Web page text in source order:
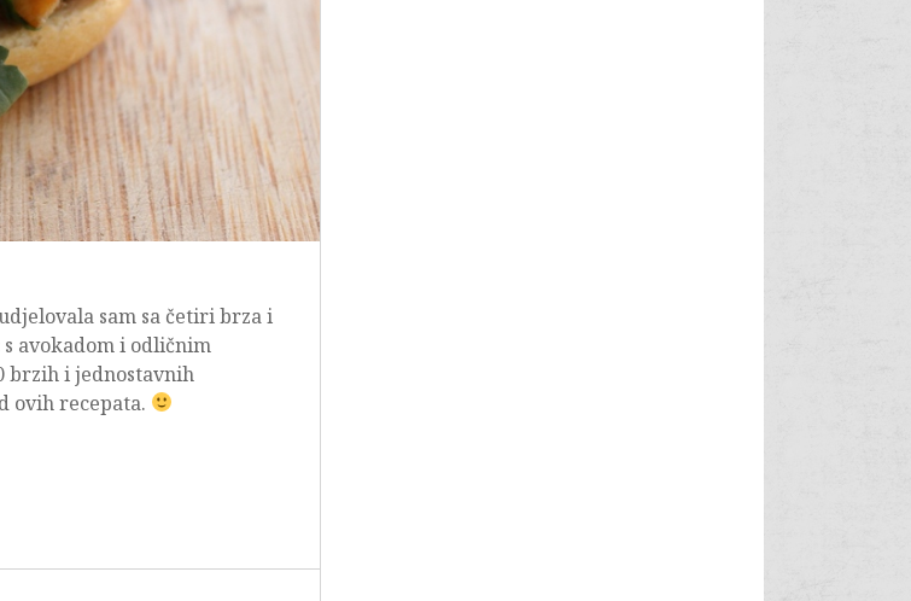
sam sa četiri brza i
avokadom i odličnim
brzih i jednostavnih
ovih recepata.